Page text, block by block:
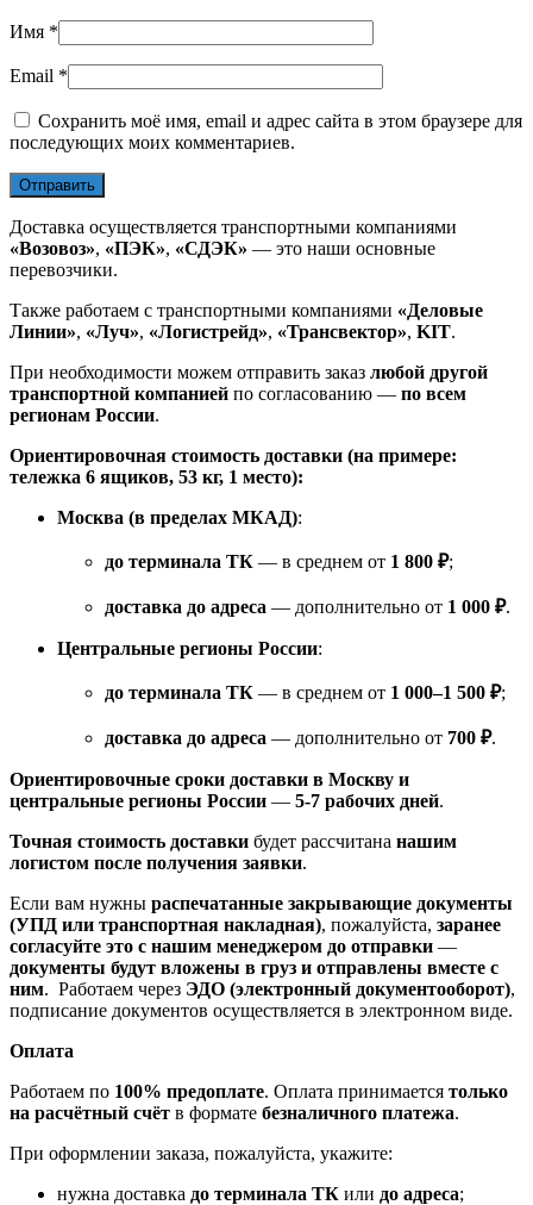
Имя *
Email *
Сохранить моё имя, email и адрес сайта в этом браузере для
последующих моих комментариев.
Доставка осуществляется транспортными компаниями
«Возовоз», «ПЭК», «СДЭК» — это наши основные
перевозчики.
Также работаем с транспортными компаниями «Деловые
Линии», «Луч», «Логистрейд», «Трансвектор», KIT.
При необходимости можем отправить заказ любой другой
транспортной компанией по согласованию — по всем
регионам России.
Ориентировочная стоимость доставки (на примере:
тележка 6 ящиков, 53 кг, 1 место):
Москва (в пределах МКАД):
до терминала ТК — в среднем от 1 800 ₽;
доставка до адреса — дополнительно от 1 000 ₽.
Центральные регионы России:
до терминала ТК — в среднем от 1 000–1 500 ₽;
доставка до адреса — дополнительно от 700 ₽.
Ориентировочные сроки доставки в Москву и
центральные регионы России — 5-7 рабочих дней.
Точная стоимость доставки будет рассчитана нашим
логистом после получения заявки.
Если вам нужны распечатанные закрывающие документы
(УПД или транспортная накладная), пожалуйста, заранее
согласуйте это с нашим менеджером до отправки —
документы будут вложены в груз и отправлены вместе с
ним. Работаем через ЭДО (электронный документооборот),
подписание документов осуществляется в электронном виде.
Оплата
Работаем по 100% предоплате. Оплата принимается только
на расчётный счёт в формате безналичного платежа.
При оформлении заказа, пожалуйста, укажите:
нужна доставка до терминала ТК или до адреса;